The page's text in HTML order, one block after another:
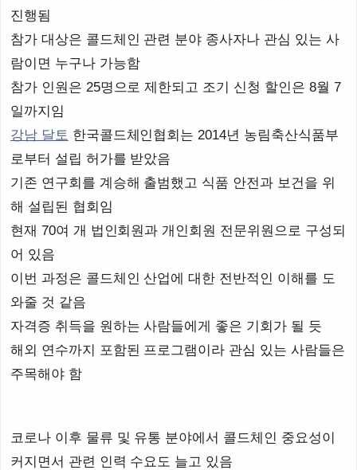
진행됨
참가 대상은 콜드체인 관련 분야 종사자나 관심 있는 사
람이면 누구나 가능함
참가 인원은 25명으로 제한되고 조기 신청 할인은 8월 7
일까지임
강남 달토 한국콜드체인협회는 2014년 농림축산식품부
로부터 설립 허가를 받았음
기존 연구회를 계승해 출범했고 식품 안전과 보건을 위
해 설립된 협회임
현재 70여 개 법인회원과 개인회원 전문위원으로 구성되
어 있음
이번 과정은 콜드체인 산업에 대한 전반적인 이해를 도
와줄 것 같음
자격증 취득을 원하는 사람들에게 좋은 기회가 될 듯
해외 연수까지 포함된 프로그램이라 관심 있는 사람들은
주목해야 함
코로나 이후 물류 및 유통 분야에서 콜드체인 중요성이
커지면서 관련 인력 수요도 늘고 있음